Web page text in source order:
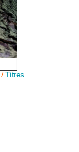
/Titres